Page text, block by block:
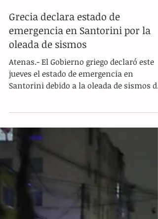
Grecia declara estado de
emergencia en Santorini por la
oleada de sismos
Santorini debido a la oleada de sismos de